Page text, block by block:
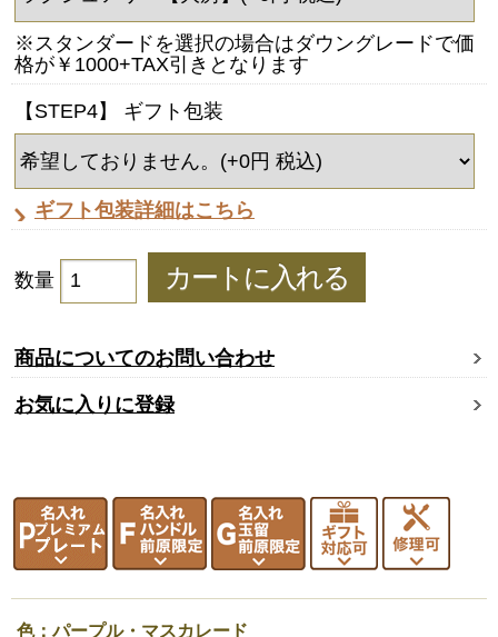
※スタンダードを選択の場合はダウングレードで価
格が￥1000+TAX引きとなります
【STEP4】 ギフト包装
ギフト包装詳細はこちら
数量
商品についてのお問い合わせ
お気に入りに登録
色：パープル・マスカレード